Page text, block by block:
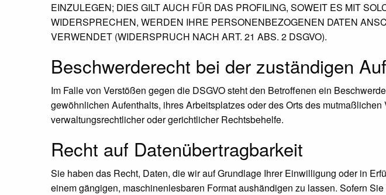
EINZULEGEN; DIES GILT AUCH FÜR DAS PROFILING, SOWEIT ES MIT
WIDERSPRECHEN, WERDEN IHRE PERSONENBEZOGENEN DATEN
VERWENDET (WIDERSPRUCH NACH ART. 21 ABS. 2 DSGVO).
Beschwerde­recht bei der zuständigen
Im Falle von Verstößen gegen die DSGVO steht den Betroffenen ein
gewöhnlichen Aufenthalts, ihres Arbeitsplatzes oder des Orts des
verwaltungsrechtlicher oder gerichtlicher Rechtsbehelfe.
Recht auf Daten­übertrag­barkeit
Sie haben das Recht, Daten, die wir auf Grundlage Ihrer Einwilligung oder in
einem gängigen, maschinenlesbaren Format aushändigen zu lassen. Sofern